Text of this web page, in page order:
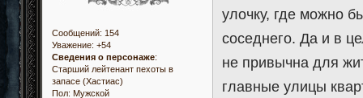
Сообщений: 154
Уважение: +54
Сведения о персонаже:
Старший лейтенант пехоты в
запасе (Хастиас)
Пол: Мужской
улочку, где можно
соседнего. Да и в
не привычна для
главные улицы